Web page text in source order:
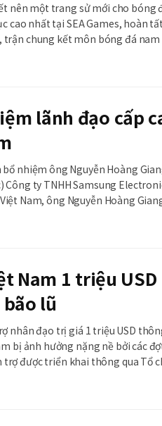
nên một trang sử mới cho bóng
cao nhất tại SEA Games, hoàn
lãnh đạo cấp
nhiệm ông Nguyễn Hoàng
Công ty TNHH Samsung
Nam 1 triệu USD
lũ
nhân đạo trị giá 1 triệu USD
bị ảnh hưởng nặng nề bởi các